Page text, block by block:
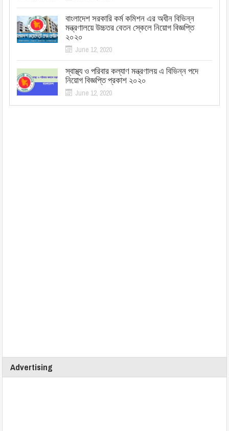
বাংলাদেশ সরকারি কর্ম কমিশন এর অধীন বিভিন্ন
মন্ত্রণালয়ে উচ্চতর বেতন স্কেলে নিয়োগ বিজ্ঞপ্তি
২০২০
June 12, 2020
স্বাস্থ্য ও পরিবার কল্যাণ মন্ত্রণালয় এ বিভিন্ন পদে
নিয়োগ বিজ্ঞপ্তি প্রকাশ ২০২০
June 12, 2020
Advertising